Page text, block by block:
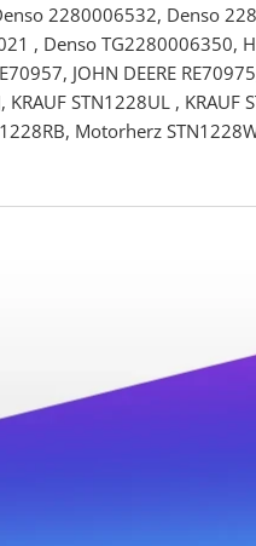
2280006532, Denso
Denso TG2280006350,
JOHN DEERE
STN1228UL , KRAUF
Motorherz